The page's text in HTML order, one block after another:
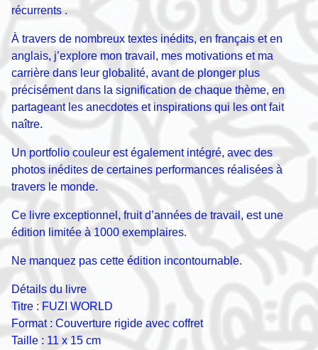
récurrents .
À travers de nombreux textes inédits, en français et en
anglais, j’explore mon travail, mes motivations et ma
carrière dans leur globalité, avant de plonger plus
précisément dans la signification de chaque thème, en
partageant les anecdotes et inspirations qui les ont fait
naître.
Un portfolio couleur est également intégré, avec des
photos inédites de certaines performances réalisées à
travers le monde.
Ce livre exceptionnel, fruit d’années de travail, est une
édition limitée à 1000 exemplaires.
Ne manquez pas cette édition incontournable.
Détails du livre
Titre : FUZI WORLD
Format : Couverture rigide avec coffret
Taille : 11 x 15 cm